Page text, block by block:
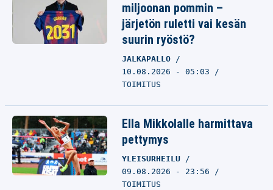
miljoonan pommin –
järjetön ruletti vai kesän
suurin ryöstö?
JALKAPALLO
10.08.2026 - 05:03
TOIMITUS
Ella Mikkolalle harmittava
pettymys
YLEISURHEILU
09.08.2026 - 23:56
TOIMITUS